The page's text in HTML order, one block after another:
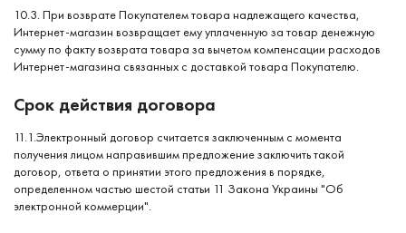
10.3. При возврате Покупателем товара надлежащего качества,
Интернет-магазин возвращает ему уплаченную за товар денежную
сумму по факту возврата товара за вычетом компенсации расходов
Интернет-магазина связанных с доставкой товара Покупателю.
Срок действия договора
11.1.Электронный договор считается заключенным с момента
получения лицом направившим предложение заключить такой
договор, ответа о принятии этого предложения в порядке,
определенном частью шестой статьи 11 Закона Украины "Об
электронной коммерции".